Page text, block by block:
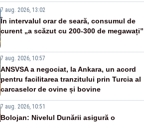
7 aug. 2026, 13:02
În intervalul orar de seară, consumul de
curent „a scăzut cu 200-300 de megawați”
7 aug. 2026, 10:57
ANSVSA a negociat, la Ankara, un acord
pentru facilitarea tranzitului prin Turcia al
carcaselor de ovine și bovine
7 aug. 2026, 10:51
Bolojan: Nivelul Dunării asigură o